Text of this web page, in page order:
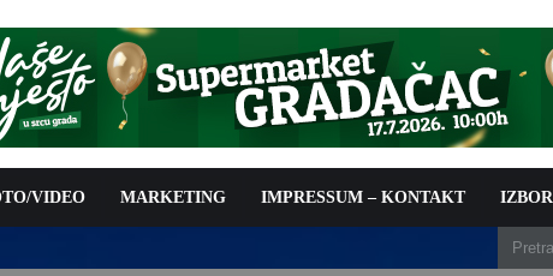
VIDEO MARKETING IMPRESSUM – KONTAKT